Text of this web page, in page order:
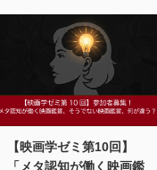
【映画学ゼミ第10回】
「メタ認知が働く映画鑑